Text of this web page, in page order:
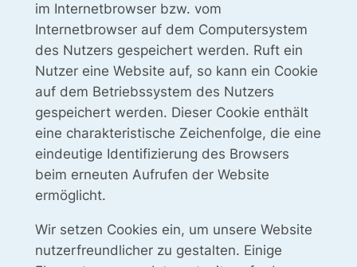
im Internetbrowser bzw. vom
Internetbrowser auf dem Computersystem
des Nutzers gespeichert werden. Ruft ein
Nutzer eine Website auf, so kann ein Cookie
auf dem Betriebssystem des Nutzers
gespeichert werden. Dieser Cookie enthält
eine charakteristische Zeichenfolge, die eine
eindeutige Identifizierung des Browsers
beim erneuten Aufrufen der Website
ermöglicht.
Wir setzen Cookies ein, um unsere Website
nutzerfreundlicher zu gestalten. Einige